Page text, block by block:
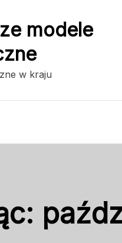
modele
w kraju